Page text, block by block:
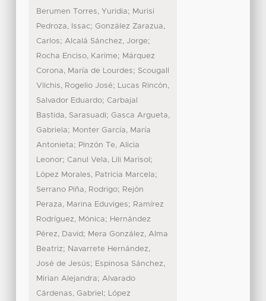
Berumen Torres, Yuridia; Murisi
Pedroza, Issac; González Zarazua,
Carlos; Alcalá Sánchez, Jorge;
Rocha Enciso, Karime; Márquez
Corona, María de Lourdes; Scougall
Vilchis, Rogelio José; Lucas Rincón,
Salvador Eduardo; Carbajal
Bastida, Sarasuadi; Gasca Argueta,
Gabriela; Monter García, María
Antonieta; Pinzón Te, Alicia
Leonor; Canul Vela, Lili Marisol ;
López Morales, Patricia Marcela;
Serrano Piña, Rodrigo; Rejón
Peraza, Marina Eduviges; Ramírez
Rodríguez, Mónica; Hernández
Pérez, David; Mera González, Alma
Beatriz; Navarrete Hernández,
José de Jesús; Espinosa Sánchez,
Mirian Alejandra; Alvarado
Cárdenas, Gabriel ; López